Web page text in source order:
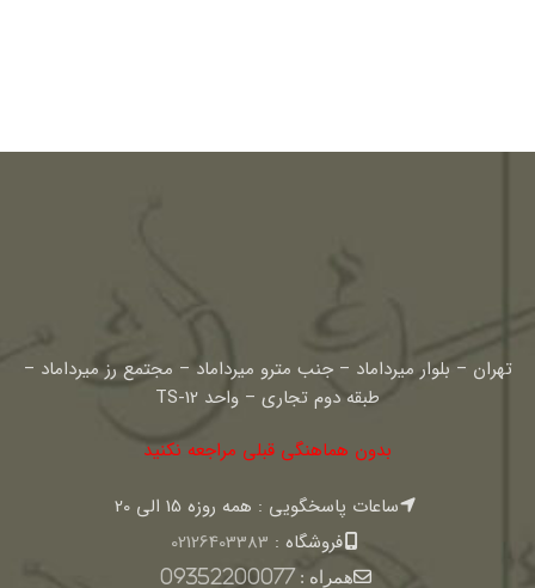
تهران – بلوار میرداماد – جنب مترو میرداماد – مجتمع رز میرداماد –
طبقه دوم تجاری – واحد TS-12
بدون هماهنگی قبلی مراجعه نکنید
ساعات پاسخگویی : همه روزه 15 الی 20
فروشگاه : 02126403383
همراه :09352200077